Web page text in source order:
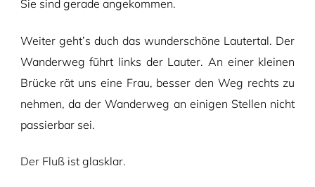
Sie sind gerade angekommen.
Weiter geht’s duch das wunderschöne Lautertal. Der
Wanderweg führt links der Lauter. An einer kleinen
Brücke rät uns eine Frau, besser den Weg rechts zu
nehmen, da der Wanderweg an einigen Stellen nicht
passierbar sei.
Der Fluß ist glasklar.